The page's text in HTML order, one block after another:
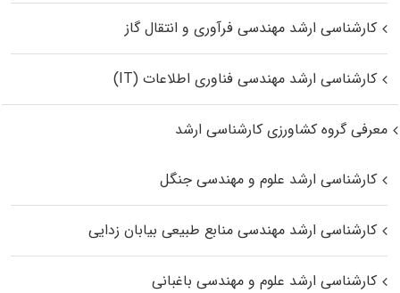
کارشناسی ارشد مهندسی فرآوری و انتقال گاز
کارشناسی ارشد مهندسی فناوری اطلاعات (IT)
معرفی گروه کشاورزی کارشناسی ارشد
کارشناسی ارشد علوم و مهندسی جنگل
کارشناسی ارشد مهندسی منابع طبیعی بیابان زدایی
کارشناسی ارشد علوم و مهندسی باغبانی